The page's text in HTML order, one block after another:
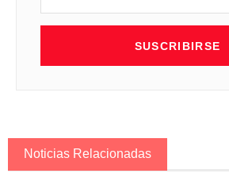
SUSCRIBIRSE
Noticias Relacionadas